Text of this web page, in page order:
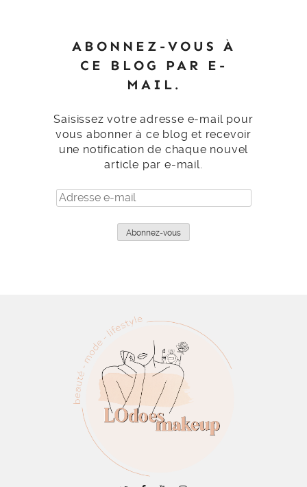
ABONNEZ-VOUS À
CE BLOG PAR E-
MAIL.
Saisissez votre adresse e-mail pour
vous abonner à ce blog et recevoir
une notification de chaque nouvel
article par e-mail.
Adresse
e-
Abonnez-vous